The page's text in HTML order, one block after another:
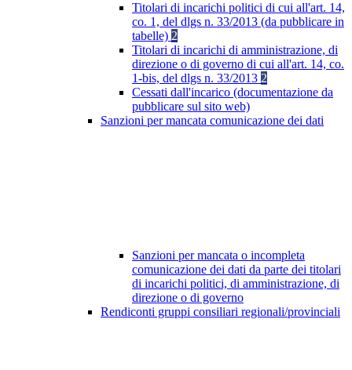
Titolari di incarichi politici di cui all'art. 14,
co. 1, del dlgs n. 33/2013 (da pubblicare in
tabelle) 2
Titolari di incarichi di amministrazione, di
direzione o di governo di cui all'art. 14, co.
1-bis, del dlgs n. 33/2013 2
Cessati dall'incarico (documentazione da
pubblicare sul sito web)
Sanzioni per mancata comunicazione dei dati
Sanzioni per mancata o incompleta
comunicazione dei dati da parte dei titolari
di incarichi politici, di amministrazione, di
direzione o di governo
Rendiconti gruppi consiliari regionali/provinciali